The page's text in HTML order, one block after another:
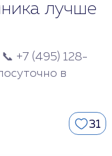
лучше
+7 (495) 128-
в
31